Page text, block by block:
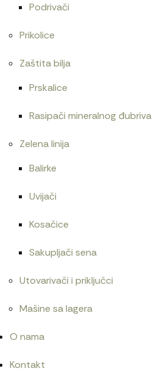
Podrivači
Prikolice
Zaštita bilja
Prskalice
Rasipači mineralnog đubriva
Zelena linija
Balirke
Uvijači
Kosačice
Sakupljači sena
Utovarivači i priključci
Mašine sa lagera
O nama
Kontakt